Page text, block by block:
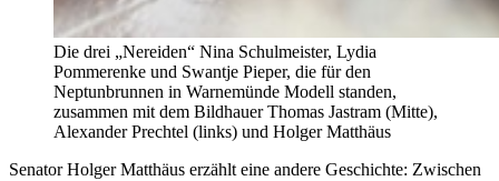
Die drei „Nereiden“ Nina Schulmeister, Lydia
Pommerenke und Swantje Pieper, die für den
Neptunbrunnen in Warnemünde Modell standen,
zusammen mit dem Bildhauer Thomas Jastram (Mitte),
Alexander Prechtel (links) und Holger Matthäus
Senator Holger Matthäus erzählt eine andere Geschichte: Zwischen